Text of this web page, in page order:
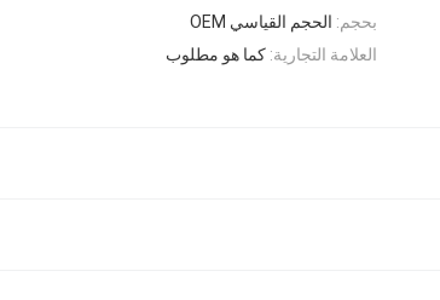
بحجم: الحجم القياسي OEM
العلامة التجارية: كما هو مطلوب